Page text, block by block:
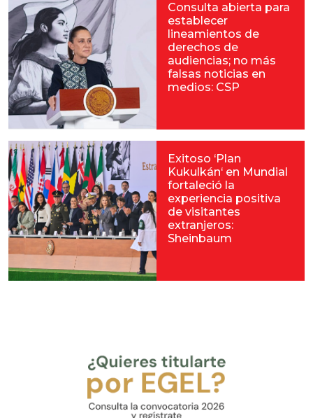
Consulta abierta para
establecer
lineamientos de
derechos de
audiencias; no más
falsas noticias en
medios: CSP
Exitoso ‘Plan
Kukulkán‘ en Mundial
fortaleció la
experiencia positiva
de visitantes
extranjeros:
Sheinbaum